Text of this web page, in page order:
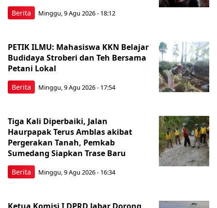
Berita Minggu, 9 Agu 2026 - 18:12
Berita
PETIK ILMU: Mahasiswa KKN Belajar
Budidaya Stroberi dan Teh Bersama
Petani Lokal
Minggu, 9 Agu 2026 - 17:54
Berita
Tiga Kali Diperbaiki, Jalan
Haurpapak Terus Amblas akibat
Pergerakan Tanah, Pemkab
Sumedang Siapkan Trase Baru
Minggu, 9 Agu 2026 - 16:34